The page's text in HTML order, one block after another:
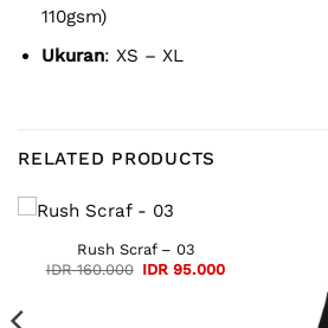
110gsm)
Ukuran: XS – XL
RELATED PRODUCTS
Rush Scraf – 03
IDR160.000 Original
IDR 95.000Current